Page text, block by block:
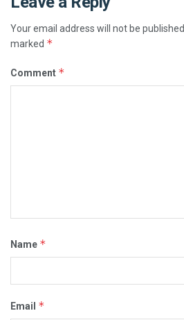
Your email address will not be published.
marked *
Comment *
Name *
Email *